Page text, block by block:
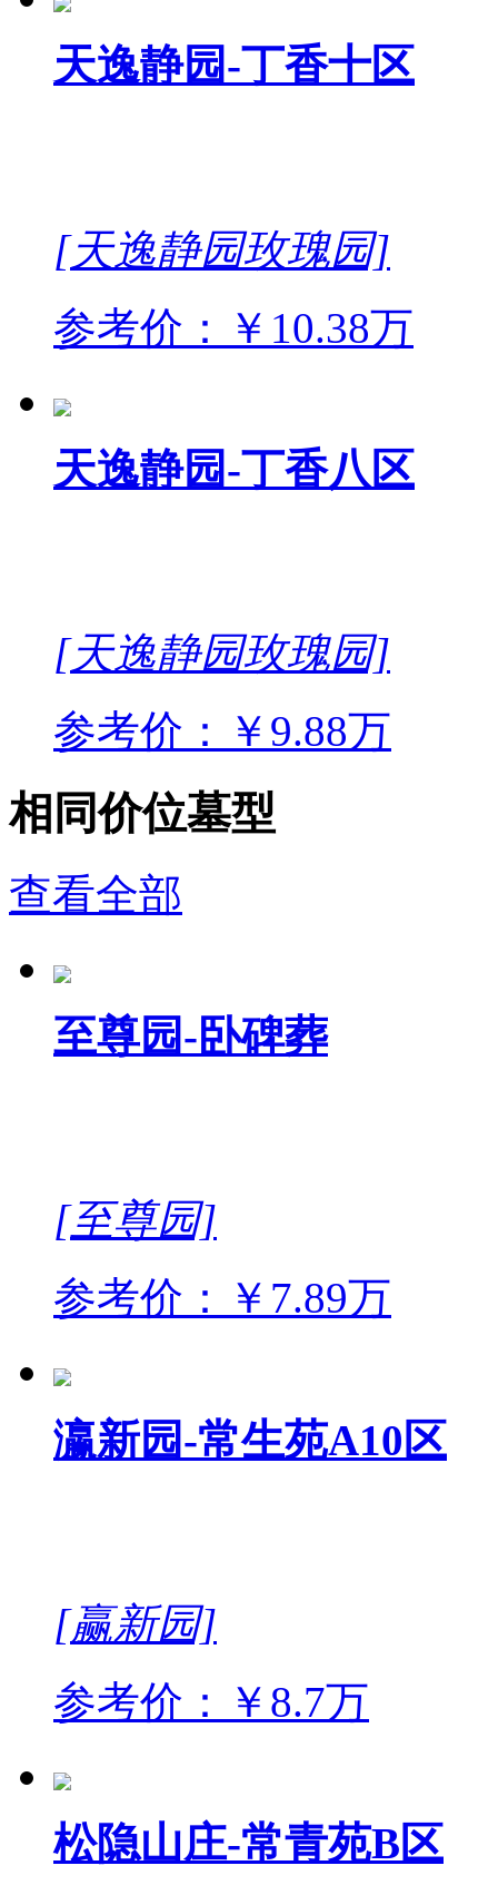
天逸静园-丁香十区
[天逸静园玫瑰园]
参考价：￥10.38万
天逸静园-丁香八区
[天逸静园玫瑰园]
参考价：￥9.88万
相同价位墓型
查看全部
至尊园-卧碑葬
[至尊园]
参考价：￥7.89万
瀛新园-常生苑A10区
[赢新园]
参考价：￥8.7万
松隐山庄-常青苑B区